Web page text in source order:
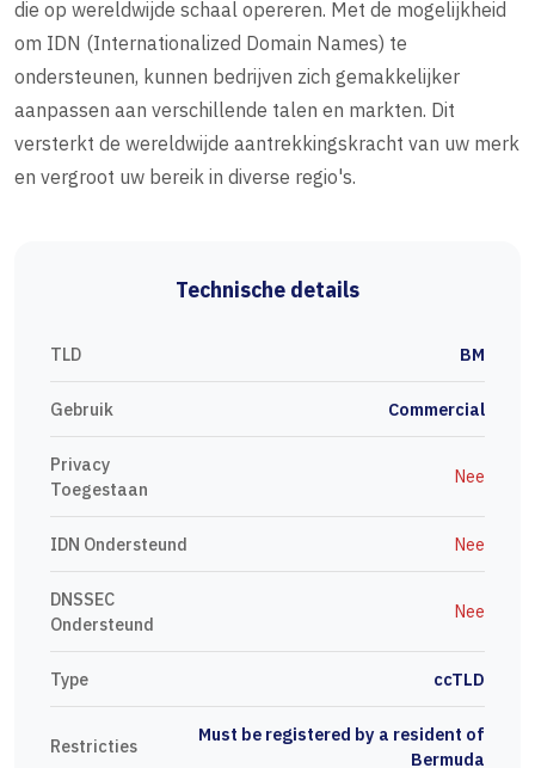
die op wereldwijde schaal opereren. Met de mogelijkheid
om IDN (Internationalized Domain Names) te
ondersteunen, kunnen bedrijven zich gemakkelijker
aanpassen aan verschillende talen en markten. Dit
versterkt de wereldwijde aantrekkingskracht van uw merk
en vergroot uw bereik in diverse regio's.
Technische details
TLD BM
Gebruik Commercial
Privacy
Toegestaan
Nee
IDN Ondersteund Nee
DNSSEC
Ondersteund
Nee
Type ccTLD
Restricties
Must be registered by a resident of
Bermuda